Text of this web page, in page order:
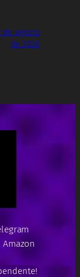
de agosto
de 2026
Amazon